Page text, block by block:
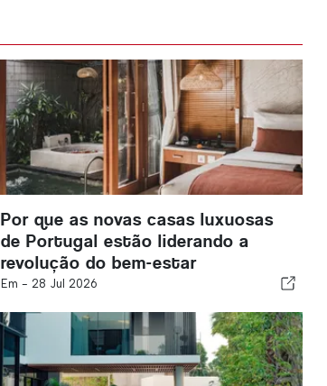
Por que as novas casas luxuosas
de Portugal estão liderando a
revolução do bem-estar
Em - 28 Jul 2026